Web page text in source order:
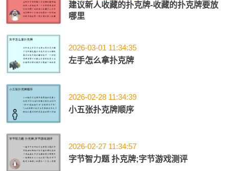
建议新人收藏的扑克牌-收藏的扑克牌要放
哪里
2026-03-01 11:34:35
左手怎么拿扑克牌
2026-02-28 11:34:39
小五张扑克牌顺序
2026-02-27 11:34:57
字节智力题 扑克牌;字节游戏测评